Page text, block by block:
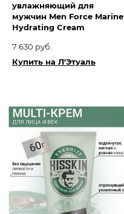
увлажняющий для
мужчин Men Force Marine
Hydrating Cream
7 630 руб.
Купить на Л'Этуаль